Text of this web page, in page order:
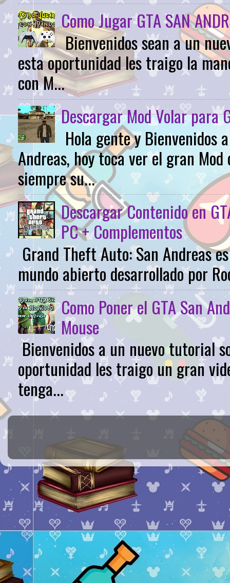
Como Jugar GTA SAN
Bienvenidos sean a un
esta oportunidad les traigo la
con M...
Descargar Mod Volar para
Hola gente y Bienvenidos
Andreas, hoy toca ver el gran
siempre su...
Descargar Contenido en
PC + Complementos
Grand Theft Auto: San Andreas
mundo abierto desarrollado por
Como Poner el GTA San
Mouse
Bienvenidos a un nuevo tutorial
oportunidad les traigo un gran
tenga...